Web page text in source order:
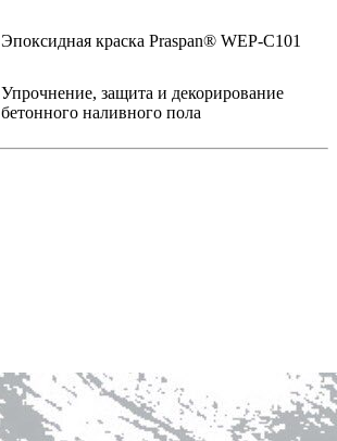
Эпоксидная краска Praspan® WEP-C101
Упрочнение, защита и декорирование
бетонного наливного пола